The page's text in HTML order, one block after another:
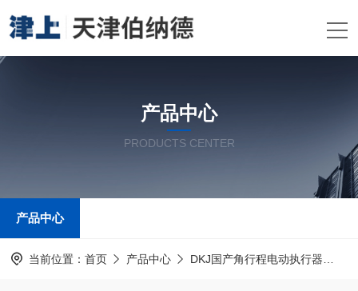
产品中心
PRODUCTS CENTER
产品中心
当前位置： 首页 产品中心 DKJ国产角行程电动执行器